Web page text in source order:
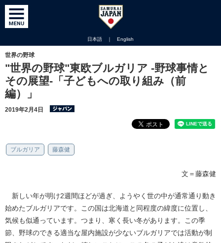
日本語 ｜ English
世界の野球
"世界の野球"東欧ブルガリア -野球事情と
その展望-「子どもへの取り組み（前
編）」
2019年2月4日
ブルガリア 藤森健
文＝藤森健
新しい年が明け2週間ほどが過ぎ、ようやく世の中が通常通り動き
始めたブルガリアです。この国は北海道と同程度の緯度に位置し、
気候も似通っています。つまり、寒く長い冬があります。この季
節、野球のできる適当な屋内施設が少ないブルガリアでは活動が制